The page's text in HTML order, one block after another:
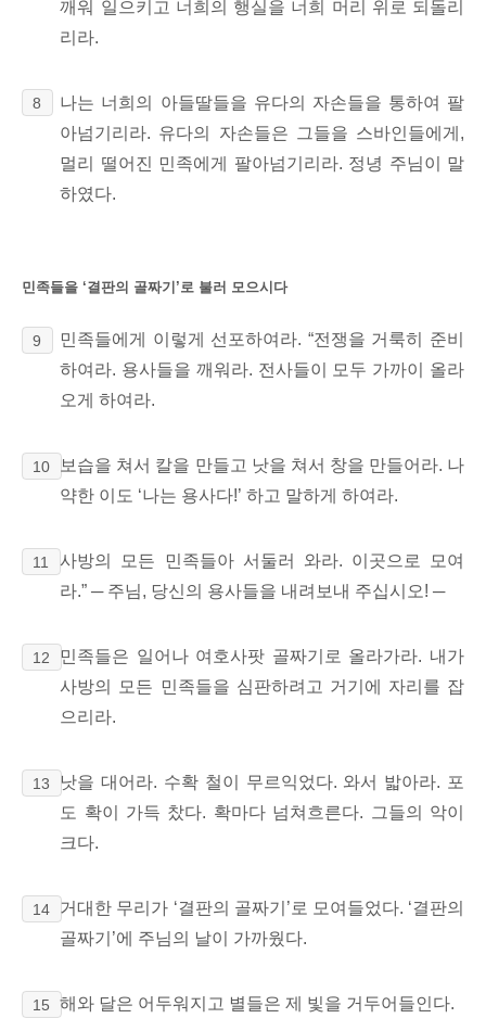
깨워 일으키고 너희의 행실을 너희 머리 위로 되돌리
리라.
8
나는 너희의 아들딸들을 유다의 자손들을 통하여 팔
아넘기리라. 유다의 자손들은 그들을 스바인들에게,
멀리 떨어진 민족에게 팔아넘기리라. 정녕 주님이 말
하였다.
민족들을 ‘결판의 골짜기’로 불러 모으시다
9
민족들에게 이렇게 선포하여라. “전쟁을 거룩히 준비
하여라. 용사들을 깨워라. 전사들이 모두 가까이 올라
오게 하여라.
10 보습을 쳐서 칼을 만들고 낫을 쳐서 창을 만들어라. 나
약한 이도 ‘나는 용사다!’ 하고 말하게 하여라.
11 사방의 모든 민족들아 서둘러 와라. 이곳으로 모여
라.” ─ 주님, 당신의 용사들을 내려보내 주십시오! ─
12 민족들은 일어나 여호사팟 골짜기로 올라가라. 내가
사방의 모든 민족들을 심판하려고 거기에 자리를 잡
으리라.
13
낫을 대어라. 수확 철이 무르익었다. 와서 밟아라. 포
도 확이 가득 찼다. 확마다 넘쳐흐른다. 그들의 악이
크다.
14
거대한 무리가 ‘결판의 골짜기’로 모여들었다. ‘결판의
골짜기’에 주님의 날이 가까웠다.
15 해와 달은 어두워지고 별들은 제 빛을 거두어들인다.